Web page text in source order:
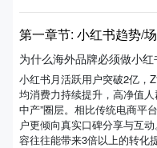
第一章节: 小红书趋势/
为什么海外品牌必须做小红
小红书月活跃用户突破2亿，
均消费力持续提升，高净值
中产”圈层。相比传统电商平
户更倾向真实口碑分享与互
容往往能带来3倍以上的转化提